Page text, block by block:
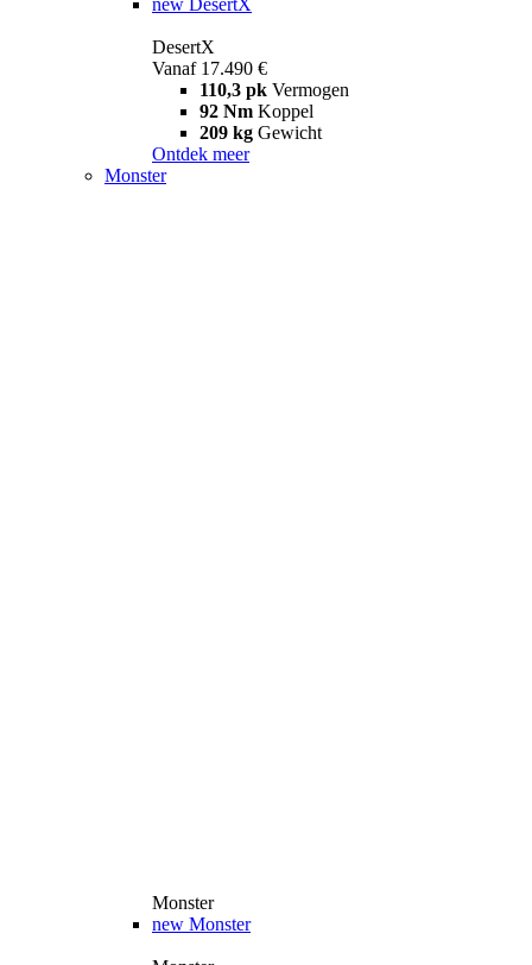
DesertX
Vanaf 17.490 €
110,3 pk Vermogen
92 Nm Koppel
209 kg Gewicht
Ontdek meer
Monster
Monster
new Monster